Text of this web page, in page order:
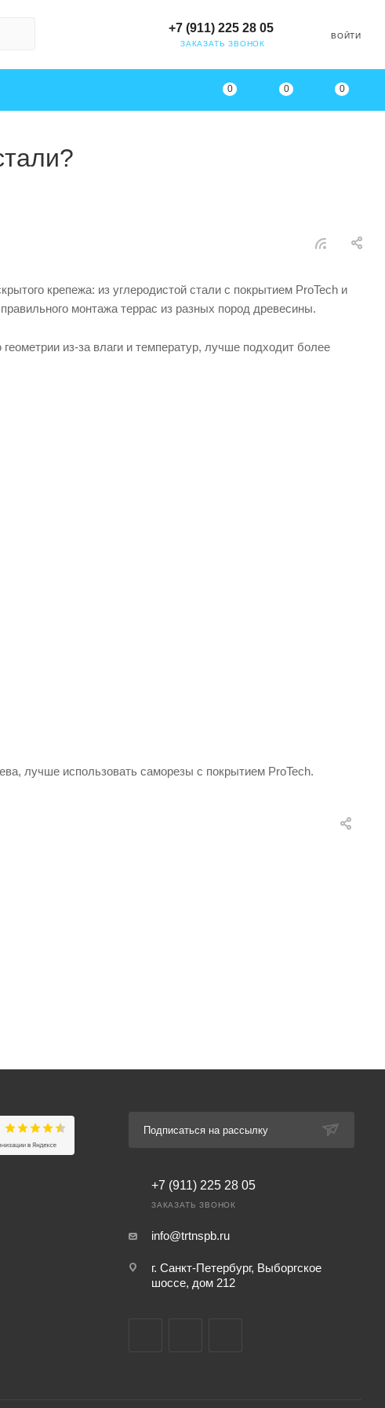
+7 (911) 225 28 05
ЗАКАЗАТЬ ЗВОНОК
ВОЙТИ
0 0 0
крепежа: из углеродистой стали с покрытием ProTech и
монтажа террас из разных пород древесины.
из-за влаги и температур, лучше подходит более
лучше использовать саморезы с покрытием ProTech.
Подписаться на рассылку
+7 (911) 225 28 05
ЗАКАЗАТЬ ЗВОНОК
info@trtnspb.ru
г. Санкт-Петербург, Выборгское
шоссе, дом 212